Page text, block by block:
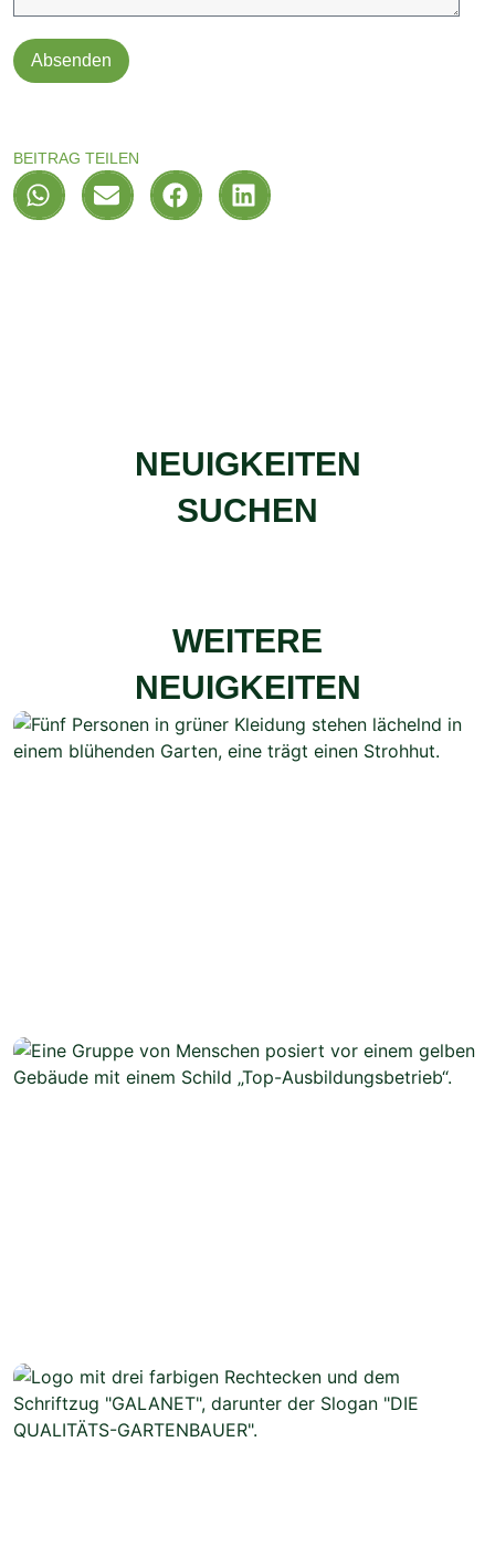
Absenden
BEITRAG TEILEN
NEUIGKEITEN
SUCHEN
WEITERE
NEUIGKEITEN